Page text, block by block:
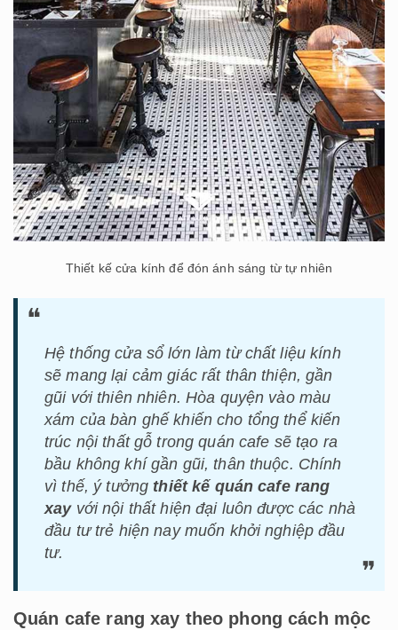
Thiết kế cửa kính để đón ánh sáng từ tự nhiên
Hệ thống cửa sổ lớn làm từ chất liệu kính
sẽ mang lại cảm giác rất thân thiện, gần
gũi với thiên nhiên. Hòa quyện vào màu
xám của bàn ghế khiến cho tổng thể kiến
trúc nội thất gỗ trong quán cafe sẽ tạo ra
bầu không khí gần gũi, thân thuộc. Chính
vì thế, ý tưởng thiết kế quán cafe rang
xayvới nội thất hiện đại luôn được các nhà
đầu tư trẻ hiện nay muốn khởi nghiệp đầu
tư.
Quán cafe rang xay theo phong cách mộc